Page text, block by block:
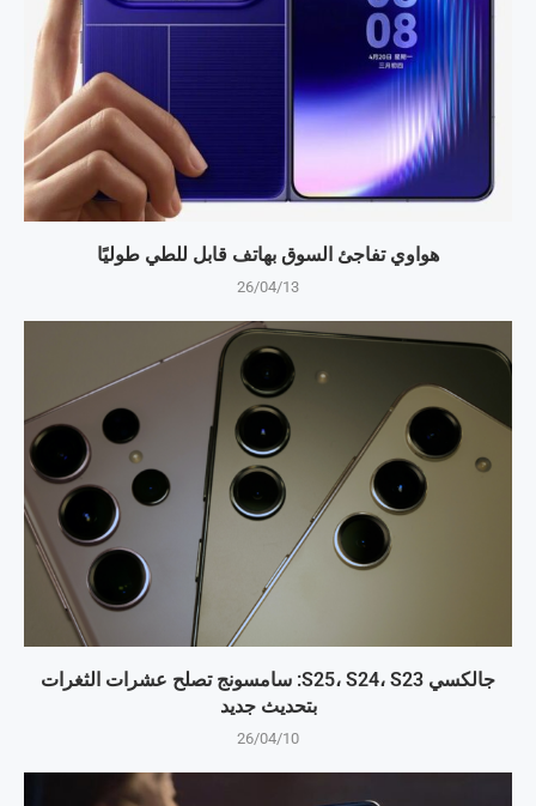
هواوي تفاجئ السوق بهاتف قابل للطي طوليًا
26/04/13
جالكسي S25، S24، S23: سامسونج تصلح عشرات الثغرات
بتحديث جديد
26/04/10